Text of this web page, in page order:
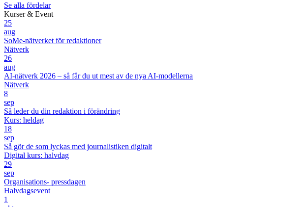
Se alla fördelar
Kurser & Event
25
aug
SoMe-nätverket för redaktioner
Nätverk
26
aug
AI-nätverk 2026 – så får du ut mest av de nya AI-modellerna
Nätverk
8
sep
Så leder du din redaktion i förändring
Kurs: heldag
18
sep
Så gör de som lyckas med journalistiken digitalt
Digital kurs: halvdag
29
sep
Organisations- pressdagen
Halvdagsevent
1